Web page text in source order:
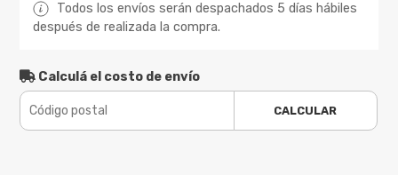
Todos los envíos serán despachados 5 días hábiles
después de realizada la compra.
Calculá el costo de envío
CALCULAR